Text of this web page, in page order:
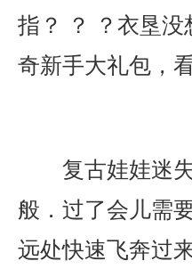
指？ ？ ？衣垦
奇新手大礼包，
复古娃娃迷
般．过了会儿需
远处快速飞奔过